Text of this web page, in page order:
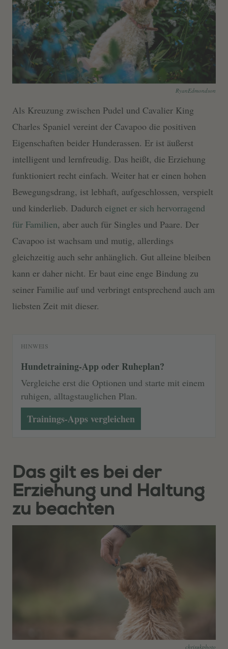
RyanEdmondson
Als Kreuzung zwischen Pudel und Cavalier King
Charles Spaniel vereint der Cavapoo die positiven
Eigenschaften beider Hunderassen. Er ist äußerst
intelligent und lernfreudig. Das heißt, die Erziehung
funktioniert recht einfach. Weiter hat er einen hohen
Bewegungsdrang, ist lebhaft, aufgeschlossen, verspielt
und kinderlieb. Dadurch eignet er sich hervorragend
für Familien, aber auch für Singles und Paare. Der
Cavapoo ist wachsam und mutig, allerdings
gleichzeitig auch sehr anhänglich. Gut alleine bleiben
kann er daher nicht. Er baut eine enge Bindung zu
seiner Familie auf und verbringt entsprechend auch am
liebsten Zeit mit dieser.
HINWEIS
Hundetraining-App oder Ruheplan?
Vergleiche erst die Optionen und starte mit einem
ruhigen, alltagstauglichen Plan.
Trainings-Apps vergleichen
Das gilt es bei der
Erziehung und Haltung
zu beachten
chrisukphoto